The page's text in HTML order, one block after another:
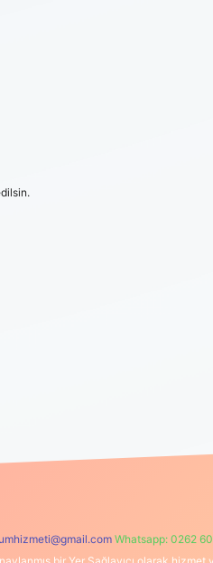
Whatsapp: 0262